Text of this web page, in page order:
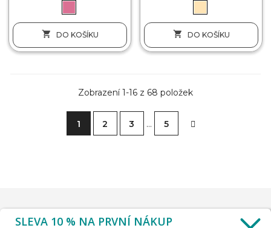
 DO KOŠÍKU  DO KOŠÍKU
Zobrazení 1-16 z 68 položek
1 2 3 … 5
SLEVA 10 % NA PRVNÍ NÁKUP